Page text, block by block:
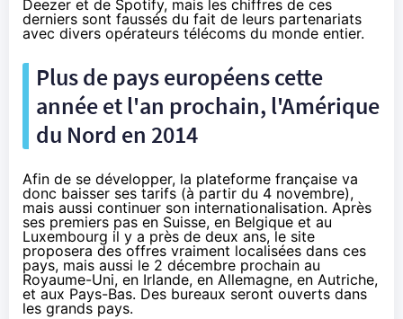
Deezer et de Spotify, mais les chiffres de ces
derniers sont faussés du fait de leurs partenariats
avec divers opérateurs télécoms du monde entier.
Plus de pays européens cette
année et l'an prochain, l'Amérique
du Nord en 2014
Afin de se développer, la plateforme française va
donc baisser ses tarifs (à partir du 4 novembre),
mais aussi continuer son internationalisation. Après
ses premiers pas en Suisse, en Belgique et au
Luxembourg il y a près de deux ans, le site
proposera des offres vraiment localisées dans ces
pays, mais aussi le 2 décembre prochain au
Royaume-Uni, en Irlande, en Allemagne, en Autriche,
et aux Pays-Bas. Des bureaux seront ouverts dans
les grands pays.